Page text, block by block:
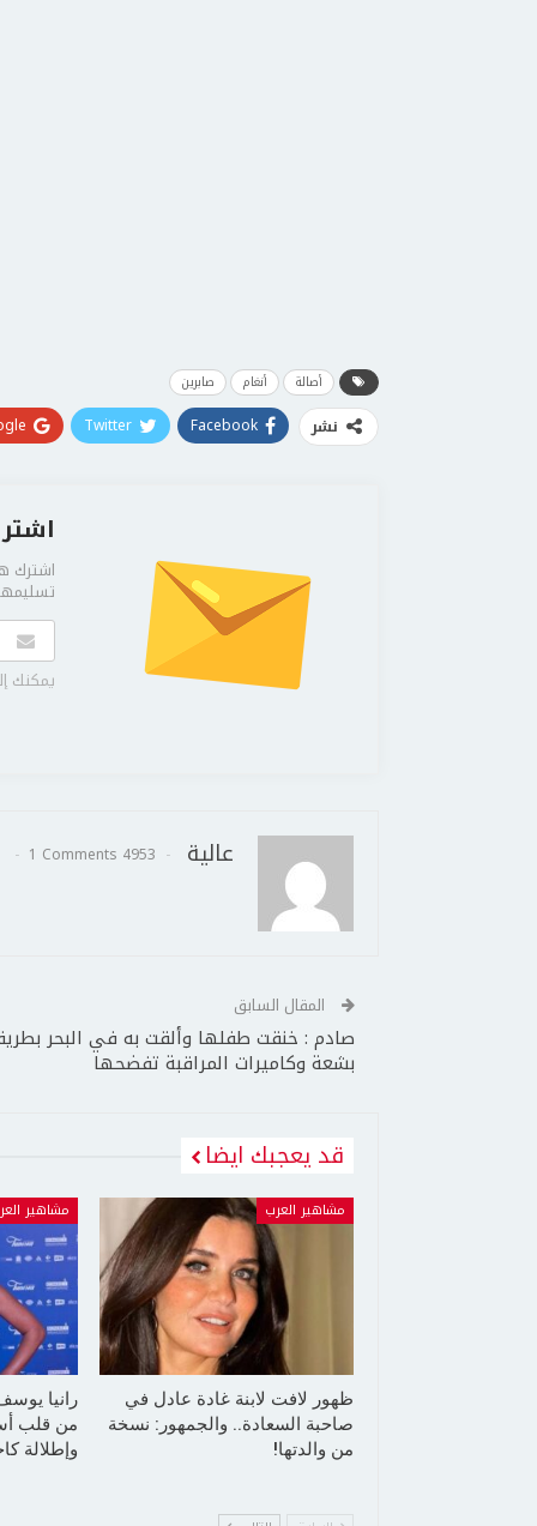
أصالة أنغام صابرين
نشر Facebook
Twitter
اشترك
يمكنك
عالية 4953 Posts
1 Comments
المقال السابق
صادم : خنقت طفلها وألقت به في البحر
بشعة وكاميرات المراقبة تفضحها
قد يعجبك ايضا
مشاهير العرب
ظهور لافت لابنة غادة عادل في
صاحبة السعادة.. والجمهور: نسخة
من والدتها!
مشاهير
رانيا
من قلب
وإطلالة